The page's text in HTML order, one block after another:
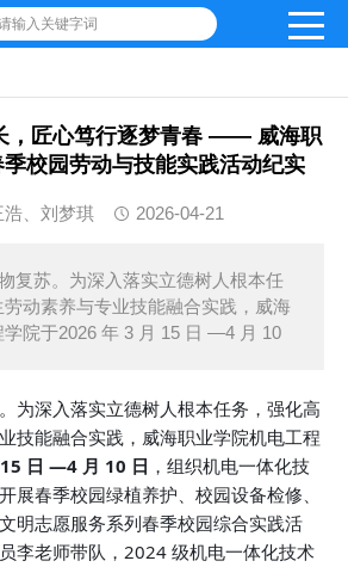
网】
输入关键字词
，匠心笃行逐梦青春 —— 威海职
校园劳动与技能实践活动纪实
浩、刘梦琪 2026-04-21
复苏。为深入落实立德树人根本任
动素养与专业技能融合实践，威海
院于2026 年 3 月 15 日 —4 月 10
为深入落实立德树人根本任务，强化高
技能融合实践，威海职业学院机电工程
日 —4 月 10 日 ，组织机电一体化技
展春季校园绿植养护、校园设备检修、
明志愿服务系列春季校园综合实践活
李老师带队，2024 级机电一体化技术